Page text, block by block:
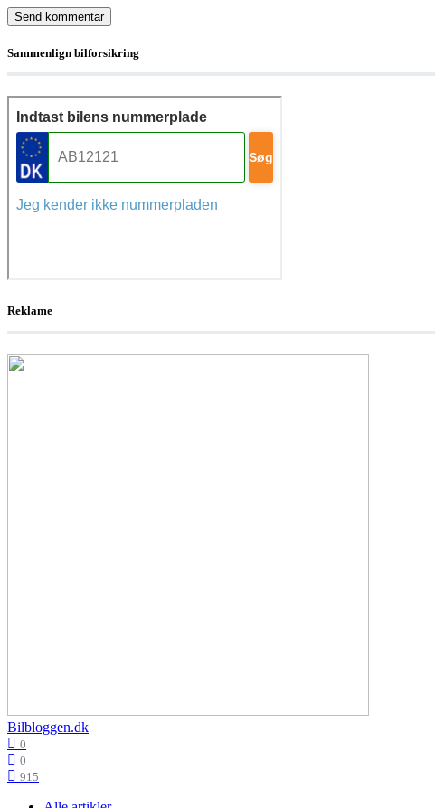
Sammenlign bilforsikring
Reklame
Bilbloggen.dk
0
0
915